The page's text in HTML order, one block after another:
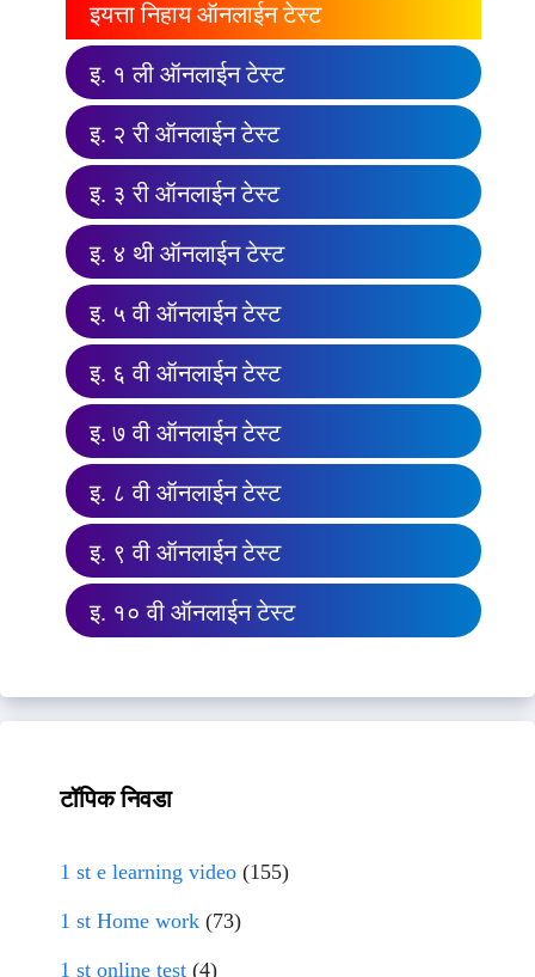
इयत्ता निहाय ऑनलाईन टेस्ट
इ. १ ली ऑनलाईन टेस्ट
इ. २ री ऑनलाईन टेस्ट
इ. ३ री ऑनलाईन टेस्ट
इ. ४ थी ऑनलाईन टेस्ट
इ. ५ वी ऑनलाईन टेस्ट
इ. ६ वी ऑनलाईन टेस्ट
इ. ७ वी ऑनलाईन टेस्ट
इ. ८ वी ऑनलाईन टेस्ट
इ. ९ वी ऑनलाईन टेस्ट
इ. १० वी ऑनलाईन टेस्ट
टॉपिक निवडा
1 st e learning video (155)
1 st Home work (73)
1 st online test (4)